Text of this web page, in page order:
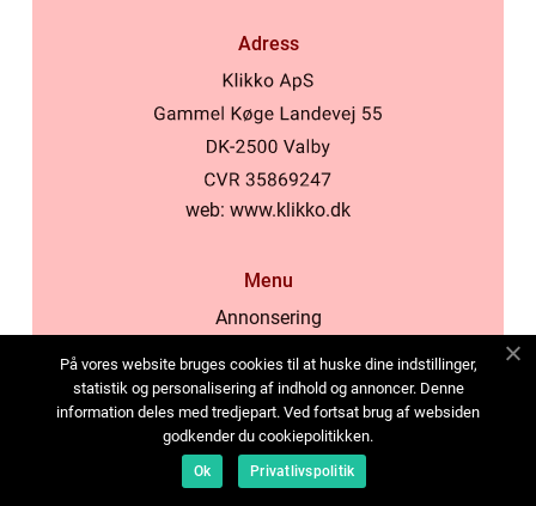
Adress
web: www.klikko.dk
Menu
Annonsering
Cookies
Kontakta oss
Sitemap
På vores website bruges cookies til at huske dine indstillinger,
statistik og personalisering af indhold og annoncer. Denne
information deles med tredjepart. Ved fortsat brug af websiden
godkender du cookiepolitikken.
Ok Privatlivspolitik